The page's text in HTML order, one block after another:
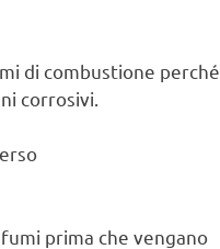
di combustione perché
corrosivi.
prima che vengano